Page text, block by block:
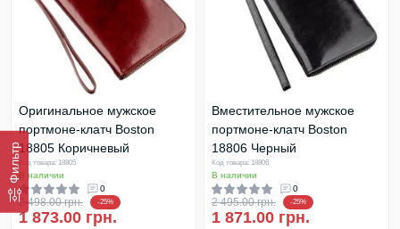
Фильтр
Оригинальное мужское
портмоне-клатч Boston
18805 Коричневый
Код товара: 18805
В наличии
0
2 498.00 грн. -25%
1 873.00 грн.
Вместительное мужское
портмоне-клатч Boston
18806 Черный
Код товара: 18806
В наличии
0
2 495.00 грн. -25%
1 871.00 грн.